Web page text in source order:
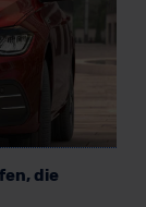
die